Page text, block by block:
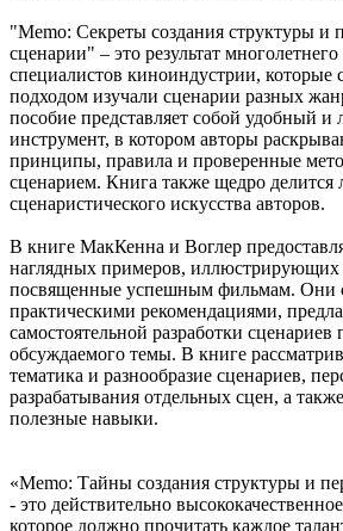
"Memo: Секреты создания структуры и
сценарии" – это результат
специалистов киноиндустрии, которые
подходом изучали сценарии разных
пособие представляет собой удобный
инструмент, в котором авторы
принципы, правила и проверенные
сценарием. Книга также щедро делится
сценаристического искусства авторов.
В книге МакКенна и Воглер
наглядных примеров, иллюстрирующих
посвященные успешным фильмам. Они
практическими рекомендациями,
самостоятельной разработки сценариев
обсуждаемого темы. В книге
тематика и разнообразие сценариев,
разрабатывания отдельных сцен, а
полезные навыки.
«Memo: Тайны создания структуры и
- это действительно
которое должно прочитать каждое